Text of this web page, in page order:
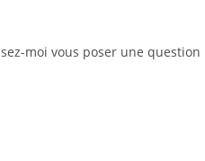
moi vous poser une question